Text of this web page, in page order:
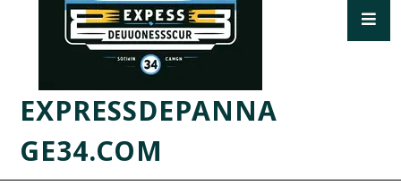
EXPRESSDEPANNA
GE34.COM